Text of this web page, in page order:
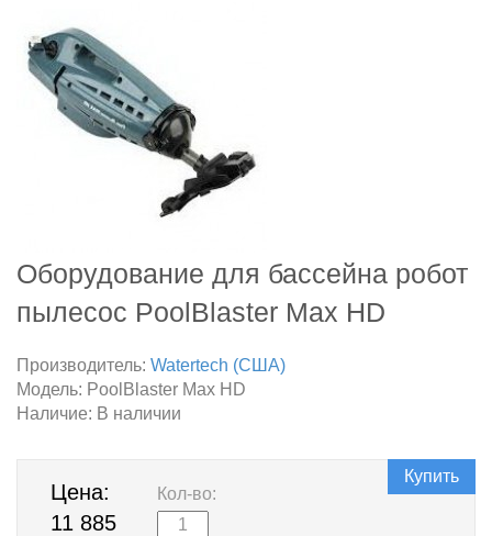
Оборудование для бассейна робот
пылесос PoolBlaster Max HD
Производитель: Watertech (США)
Модель: PoolBlaster Max HD
Наличие: В наличии
Цена:
11 885
Кол-во:
Купить